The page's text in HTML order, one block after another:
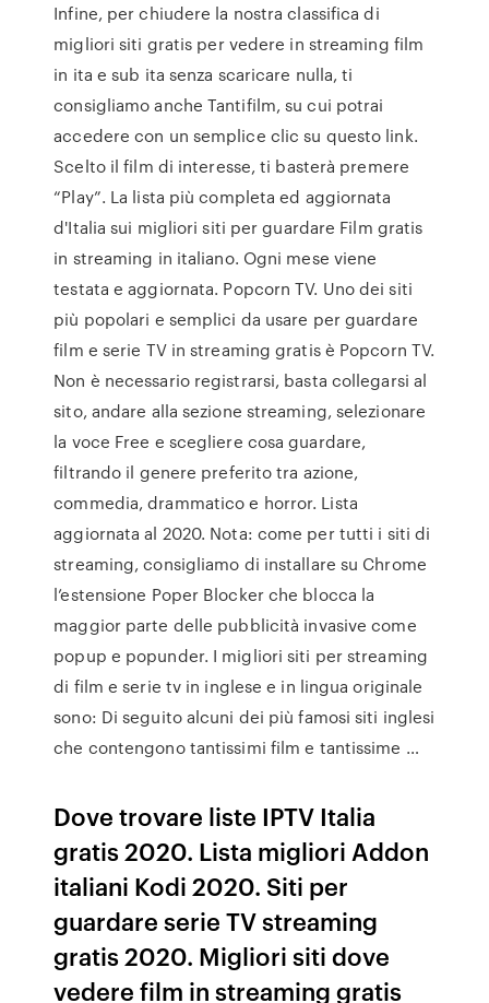
Infine, per chiudere la nostra classifica di
migliori siti gratis per vedere in streaming film
in ita e sub ita senza scaricare nulla, ti
consigliamo anche Tantifilm, su cui potrai
accedere con un semplice clic su questo link.
Scelto il film di interesse, ti basterà premere
“Play”. La lista più completa ed aggiornata
d'Italia sui migliori siti per guardare Film gratis
in streaming in italiano. Ogni mese viene
testata e aggiornata. Popcorn TV. Uno dei siti
più popolari e semplici da usare per guardare
film e serie TV in streaming gratis è Popcorn TV.
Non è necessario registrarsi, basta collegarsi al
sito, andare alla sezione streaming, selezionare
la voce Free e scegliere cosa guardare,
filtrando il genere preferito tra azione,
commedia, drammatico e horror. Lista
aggiornata al 2020. Nota: come per tutti i siti di
streaming, consigliamo di installare su Chrome
l’estensione Poper Blocker che blocca la
maggior parte delle pubblicità invasive come
popup e popunder. I migliori siti per streaming
di film e serie tv in inglese e in lingua originale
sono: Di seguito alcuni dei più famosi siti inglesi
che contengono tantissimi film e tantissime …
Dove trovare liste IPTV Italia
gratis 2020. Lista migliori Addon
italiani Kodi 2020. Siti per
guardare serie TV streaming
gratis 2020. Migliori siti dove
vedere film in streaming gratis